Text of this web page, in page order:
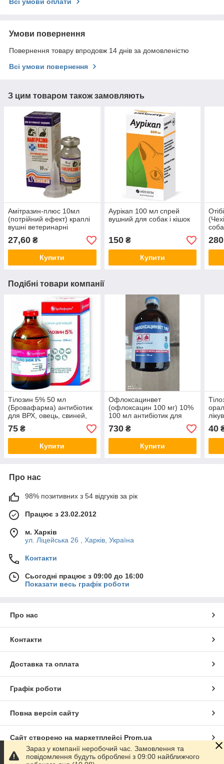
Умови повернення
Повернення товару впродовж 14 днів за домовленістю
Всі умови повернення
З цим товаром також замовляють
Амітразин-плюс 10мл
(потрійний ефект) краплі
вушні ветеринарні
антипаразитарні
27,60 ₴
Купити
Аурікап 100 мл спрей
вушний для собак і кішок
150₴
Купити
280
Подібні товари компанії
Тілозин 5% 50 мл
(Бровафарма) антибіотик
для ВРХ, овець, свиней,
75 ₴
Купити
Офлоксацинвет
(офлоксацин 100 мг) 10%
100 мл антибіотик для
овець, коз, собак і кішок
730₴
Купити
40
Про нас
98% позитивних з 54 відгуків за рік
Працює з 23.02.2012
м. Харків
ул. Ліцейська 26 , Харків, Україна
Контакти
Сьогодні працює з 09:00 до 16:00
Показати весь графік роботи
Про нас
Контакти
Доставка та оплата
Графік роботи
Повна версія сайту
Сайт створено на маркетплейсі Prom.ua
Політика конфіденційності
Зараз у компанії неробочий час. Замовлення та
повідомлення будуть оброблені з 09:00 найближчого